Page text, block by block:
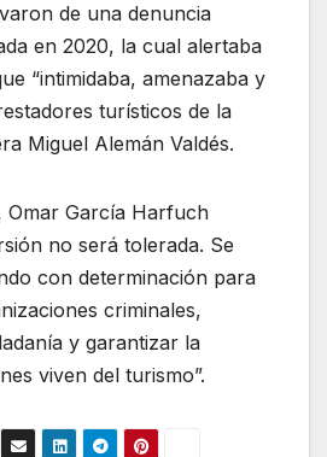
de una denuncia
en 2020, la cual alertaba
“intimidaba, amenazaba y
turísticos de la
Miguel Alemán Valdés.
Omar García Harfuch
no será tolerada. Se
con determinación para
criminales,
y garantizar la
viven del turismo”.